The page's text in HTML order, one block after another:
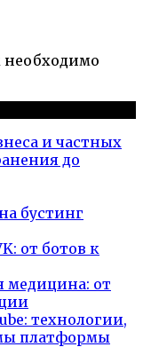
необходимо
и частных
до
бустинг
от ботов к
медицина: от
технологии,
платформы